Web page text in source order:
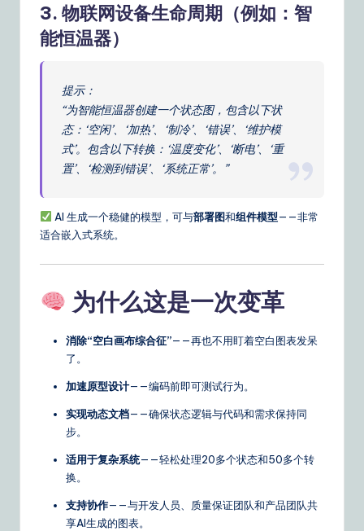
3. 物联网设备生命周期（例如：智
能恒温器）
提示：
“为智能恒温器创建一个状态图，包含以下状
态：‘空闲’、‘加热’、‘制冷’、‘错误’、‘维护模
式’。包含以下转换：‘温度变化’、‘断电’、‘重
置’、‘检测到错误’、‘系统正常’。”
AI 生成一个稳健的模型，可与部署图和组件模型——非常
适合嵌入式系统。
为什么这是一次变革
消除“空白画布综合征”——再也不用盯着空白图表发呆
了。
加速原型设计——编码前即可测试行为。
实现动态文档——确保状态逻辑与代码和需求保持同
步。
适用于复杂系统——轻松处理20多个状态和50多个转
换。
支持协作——与开发人员、质量保证团队和产品团队共
享AI生成的图表。